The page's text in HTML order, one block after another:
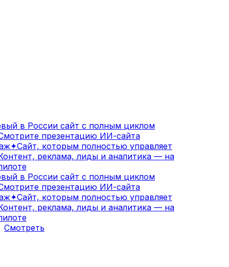
в России сайт с полным циклом
презентацию ИИ-сайта
✦Сайт, которым полностью управляет
реклама, лиды и аналитика — на
в России сайт с полным циклом
презентацию ИИ-сайта
✦Сайт, которым полностью управляет
реклама, лиды и аналитика — на
Смотреть